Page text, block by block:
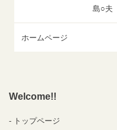
島○夫
ホームページ
Welcome!!
トップページ